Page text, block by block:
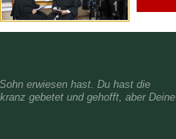
erwiesen hast. Du hast die
gebetet und gehofft, aber Deine